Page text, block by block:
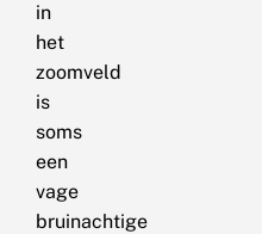
in
het
zoomveld
is
soms
een
vage
bruinachtige